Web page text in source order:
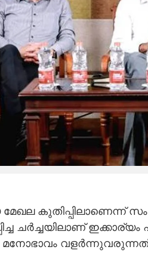
കുതിപ്പിലാണെന്ന്
ചർച്ചയിലാണ്
മനോഭാവം